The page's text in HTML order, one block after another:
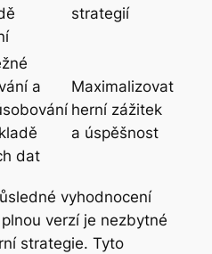
strategií
a
dat
Maximalizovat
herní zážitek
a úspěšnost
vyhodnocení
verzí je nezbytné
strategie. Tyto